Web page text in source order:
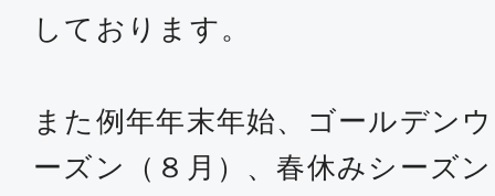
しております。
また例年年末年始、ゴールデン
ーズン（８月）、春休みシーズ